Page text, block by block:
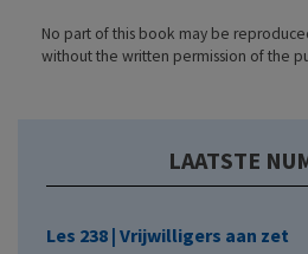
No part of this book may be
without the written permission of the
LAATSTE
Les 238 | Vrijwilligers aan zet